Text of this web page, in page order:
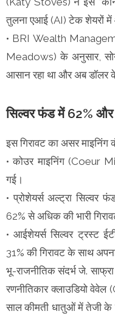
तुलना एआई (AI) टेक शेयरों में
• BRI Wealth
Meadows) के अनुसार,
आसान रहा था और अब डॉलर
सिल्वर फंड में 62% और
इस गिरावट का असर माइनिंग
• कोउर माइनिंग (Coeur
गई।
• प्रोशेयर्स अल्ट्रा
62% से अधिक की भारी
• आईशेयर्स सिल्वर ट्रस्ट
31% की गिरावट के साथ
भू-राजनीतिक संदर्भ जे.
रणनीतिकार क्लाउडियो
साल कीमती धातुओं में तेजी के